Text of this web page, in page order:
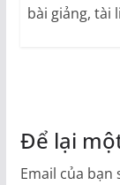
bài giảng, tài
Để lại
Email của